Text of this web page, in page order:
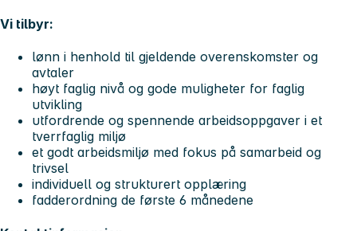
Vi tilbyr:
lønn i henhold til gjeldende overenskomster og
avtaler
høyt faglig nivå og gode muligheter for faglig
utvikling
utfordrende og spennende arbeidsoppgaver i et
tverrfaglig miljø
et godt arbeidsmiljø med fokus på samarbeid og
trivsel
individuell og strukturert opplæring
fadderordning de første 6 månedene